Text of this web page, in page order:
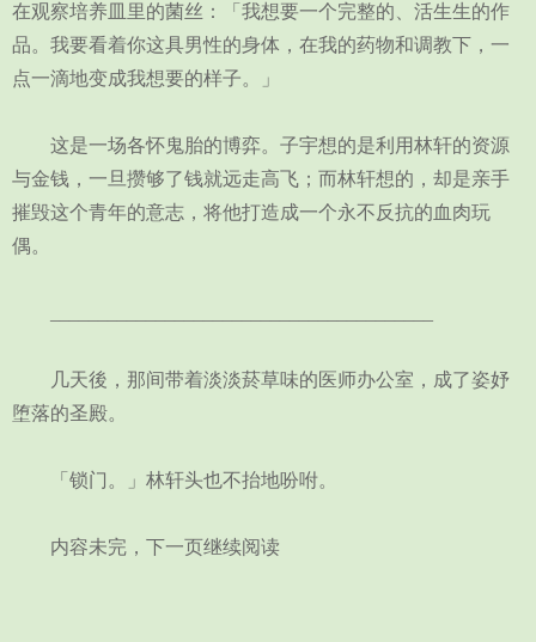
在观察培养皿里的菌丝：「我想要一个完整的、活生生的作
品。我要看着你这具男性的身体，在我的药物和调教下，一
点一滴地变成我想要的样子。」
这是一场各怀鬼胎的博弈。子宇想的是利用林轩的资源
与金钱，一旦攒够了钱就远走高飞；而林轩想的，却是亲手
摧毁这个青年的意志，将他打造成一个永不反抗的血肉玩
偶。
几天後，那间带着淡淡菸草味的医师办公室，成了姿妤
堕落的圣殿。
「锁门。」林轩头也不抬地吩咐。
内容未完，下一页继续阅读